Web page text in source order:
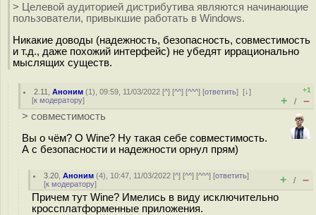
> Целевой аудиторией дистрибутива являются начинающие
пользователи, привыкшие работать в Windows.
Никакие доводы (надежность, безопасность, совместимость
и т.д., даже похожий интерфейс) не убедят иррационально
мыслящих существ.
2.11 ,Аноним (1), 09:59, 11/03/2022 [^] [^^] [^^^] [ответить][↓]
[к модератору]
+1
+ / –
> совместимость
Вы о чём? О Wine? Ну такая себе совместимость.
А с безопасности и надежности орнул прям)
3.20 ,Аноним (4), 10:47, 11/03/2022 [^] [^^] [^^^] [ответить]
[к модератору] + / –
Причем тут Wine? Имелись в виду исключительно
кроссплатформенные приложения.